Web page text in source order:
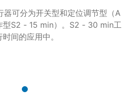
器可分为开关型和定位调节型（A
型S2 - 15 min）。S2 - 30 min工
间的应用中。